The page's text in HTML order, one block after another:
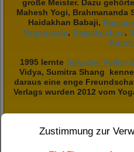
große Meister. Dazu
Mahesh Yogi, Brahmananda
Haidakhan Babaji,
Yogananda, Ramakrishna,
1995 lernte Sukadev Volker
Vidya, Sumitra Shang
daraus eine enge
Verlags wurden 2012 vom
Zustimmung zur